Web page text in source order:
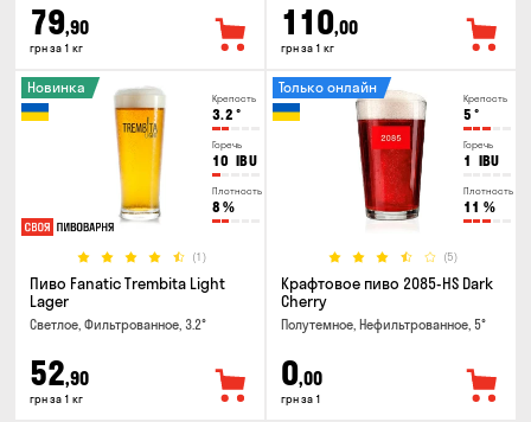
79,90
грн за 1 кг
110,00
грн за 1 кг
Крепость
3.2 °
Горечь
10 IBU
Плотность
8 %
(1)
Новинка
Пиво Fanatic Trembita Light
Lager
Светлое, Фильтрованное, 3.2°
52,90
грн за 1 кг
Крепость
5 °
Горечь
1 IBU
Плотность
11 %
(5)
Только онлайн
Крафтовое пиво 2085-HS Dark
Cherry
Полутемное, Нефильтрованное, 5°
0,00
грн за 1